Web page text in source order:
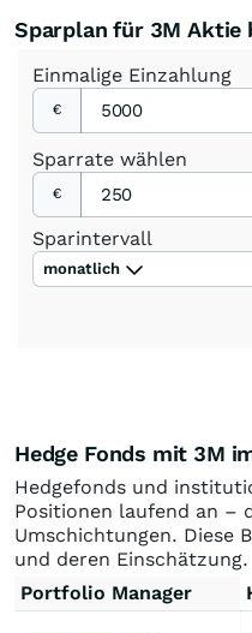
Sparplan für 3M Aktie
Einmalige Einzahlung
€
Sparrate wählen
€
Sparintervall
monatlich
Hedge Fonds mit 3M
Hedgefonds und
Positionen laufend an –
Umschichtungen. Diese
und deren Einschätzung.
Portfolio Manager